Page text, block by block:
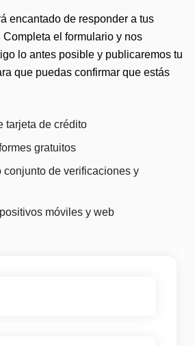
encantado de responder a tus
Completa el formulario y nos
lo antes posible y publicaremos tu
que puedas confirmar que estás
tarjeta de crédito
gratuitos
conjunto de verificaciones y
móviles y web